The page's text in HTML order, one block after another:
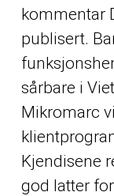
kommentar
publisert.
sårbare i
Mikromarc
Kjendisene
god latter